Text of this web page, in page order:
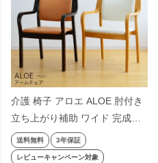
介護 椅子 アロエ ALOE 肘付き
立ち上がり補助 ワイド 完成品
木製 合皮 高齢者 ダイニングチ
ェア 食堂椅子 リビング 居間 ア
送料無料 3年保証
レビューキャンペーン対象